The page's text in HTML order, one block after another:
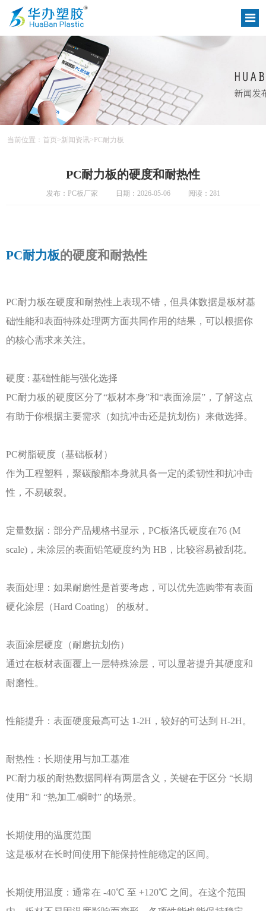
当前位置： 首页>新闻资讯> PC耐力板
PC耐力板的硬度和耐热性
发布：PC板厂家 日期：2026-05-06 阅读：281
PC耐力板的硬度和耐热性
PC耐力板在硬度和耐热性上表现不错，但具体数据是板材基
础性能和表面特殊处理两方面共同作用的结果，可以根据你
的核心需求来关注。
硬度 : 基础性能与强化选择
PC耐力板的硬度区分了“板材本身”和“表面涂层”，了解这点
有助于你根据主要需求（如抗冲击还是抗划伤）来做选择。
PC树脂硬度（基础板材）
作为工程塑料，聚碳酸酯本身就具备一定的柔韧性和抗冲击
性，不易破裂。
定量数据：部分产品规格书显示， PC板洛氏硬度在76 (M
scale)，未涂层的表面铅笔硬度约为 HB，比较容易被刮花。
表面处理：如果耐磨性是首要考虑，可以优先选购带有表面
硬化涂层（Hard Coating） 的板材。
表面涂层硬度（耐磨抗划伤）
通过在板材表面覆上一层特殊涂层，可以显著提升其硬度和
耐磨性。
性能提升：表面硬度最高可达 1-2H，较好的可达到 H-2H。
耐热性：长期使用与加工基准
PC耐力板的耐热数据同样有两层含义，关键在于区分 “长期
使用” 和 “热加工/瞬时” 的场景。
长期使用的温度范围
这是板材在长时间使用下能保持性能稳定的区间。
长期使用温度：通常在 -40℃ 至 +120℃ 之间。在这个范围